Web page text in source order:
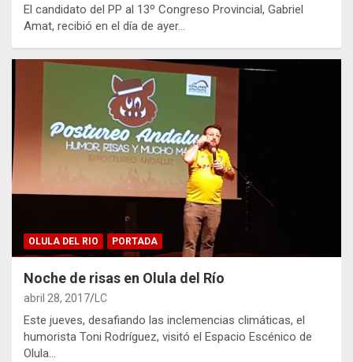
El candidato del PP al 13º Congreso Provincial, Gabriel
Amat, recibió en el día de ayer…
OLULA DEL RIO PORTADA
Noche de risas en Olula del Río
abril 28, 2017 LC
Este jueves, desafiando las inclemencias climáticas, el
humorista Toni Rodríguez, visitó el Espacio Escénico de
Olula…